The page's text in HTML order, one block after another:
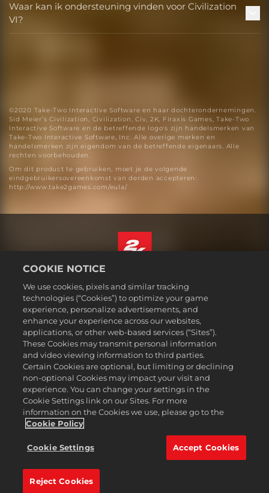
Waar kan ik ondersteuning vinden voor Civilization
VI?
©2020 Take-Two Interactive Software en haar dochterondernemingen.
Sid Meier’s Civilization, Civilization, Civ, 2K, Firaxis Games, Take-Two
Interactive Software en de betreffende logo's zijn handelsmerken van
Take-Two Interactive Software, Inc. Alle overige merken en
handelsmerken zijn eigendom van de betreffende eigenaars. Alle
rechten voorbehouden.
Om dit product te gebruiken, moet je de volgende
eindgebruikersovereenkomst van derden accepteren:
http://www.take2games.com/eula/
Juridische informatie
Privacybeleid
Cookiebeleid
Ondersteuning
Mijn persoonlijke informatie niet verkopen of delen
Order Lookup & Refunds
2K Ad Partners
©2016-2026 Take-Two Interactive Software Inc. 2K, Firaxis Games,
Civilization, and their respective logos are trademarks of Take-Two
Interactive Software, Inc. All rights reserved.
Alle handelsmerken in dit document zijn het eigendom van hun
respectievelijke eigenaars.
Nederlands
COOKIE NOTICE
We use cookies, pixels and similar tracking
technologies (“Cookies”) to optimize your game
experience, personalize advertisements, and
enhance your experience across our websites,
applications, or other web-based services (“Sites”).
These Cookies may transmit personal information
and video viewing information to third parties.
Certain Cookies are optional, but limiting or declining
non-optional Cookies may impact your visit and
experience. You can change your settings in the
Cookie Settings link on our Sites. For more
information on the Cookies we use, please go to the
Cookie Policy
Cookie Settings Accept Cookies
Reject Cookies